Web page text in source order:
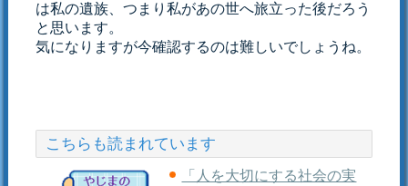
は私の遺族、つまり私があの世へ旅立った後だろう
と思います。
気になりますが今確認するのは難しいでしょうね。
こちらも読まれています
「人を大切にする社会の実